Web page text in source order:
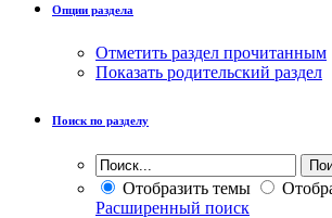
Опции раздела
Отметить раздел прочитанным
Показать родительский раздел
Поиск по разделу
Отобразить темы
Расширенный поиск